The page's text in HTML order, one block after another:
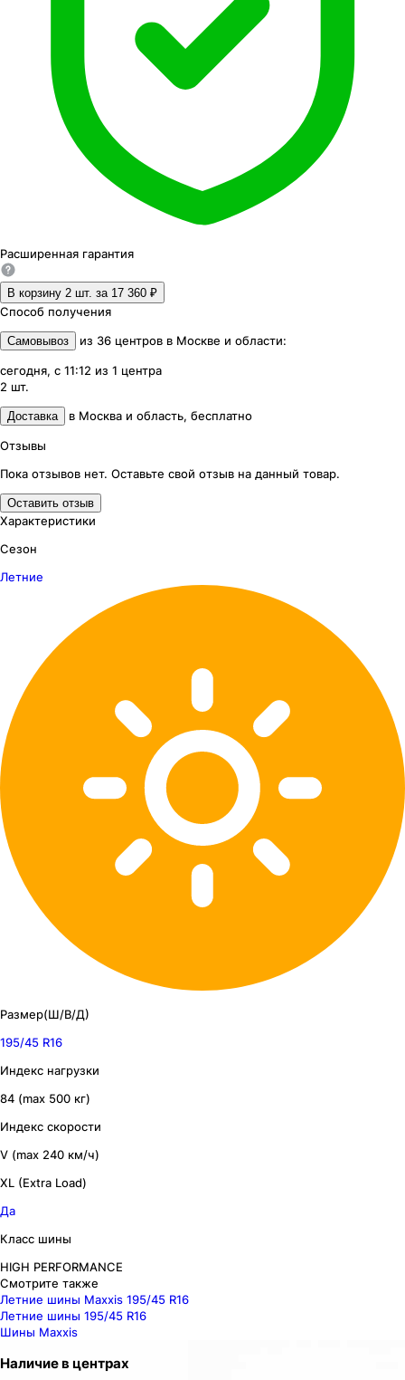
Расширенная гарантия
В корзину 2 шт. за 17 360 ₽
Способ получения
Самовывоз из 36 центров в Москве и области:
сегодня, с 11:12 из 1 центра
2 шт.
Доставка в Москва и область, бесплатно
Отзывы
Пока отзывов нет. Оставьте свой отзыв на данный товар.
Оставить отзыв
Характеристики
Сезон
Летние
Размер(Ш/В/Д)
195/45 R16
Индекс нагрузки
84 (max 500 кг)
Индекс скорости
V (max 240 км/ч)
XL (Extra Load)
Да
Класс шины
HIGH PERFORMANCE
Смотрите также
Летние шины Maxxis 195/45 R16
Летние шины 195/45 R16
Шины Maxxis
Наличиев центрах